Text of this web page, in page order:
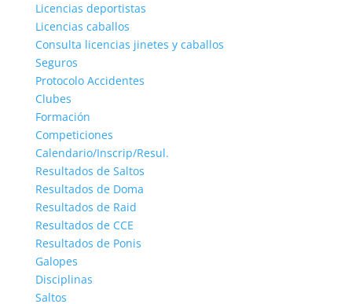
Licencias deportistas
Licencias caballos
Consulta licencias jinetes y caballos
Seguros
Protocolo Accidentes
Clubes
Formación
Competiciones
Calendario/Inscrip/Resul.
Resultados de Saltos
Resultados de Doma
Resultados de Raid
Resultados de CCE
Resultados de Ponis
Galopes
Disciplinas
Saltos